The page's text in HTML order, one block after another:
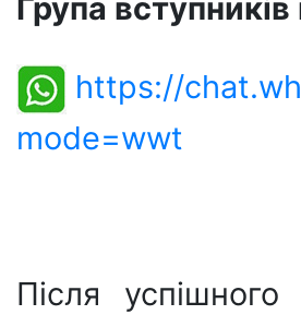
Група
https://
mode=wwt
Після